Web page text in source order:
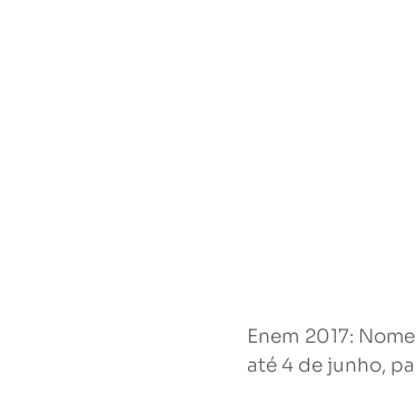
Enem 2017:
até 4 de junho,